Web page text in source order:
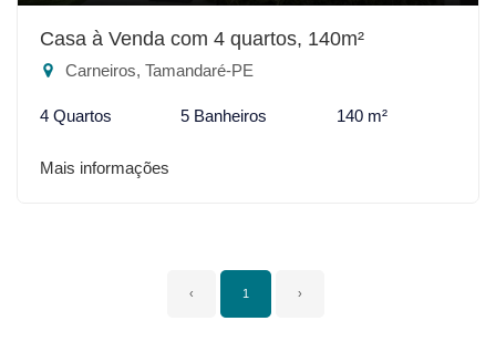
Casa à Venda com 4 quartos, 140m²
Carneiros, Tamandaré-PE
4 Quartos 5 Banheiros 140 m²
Mais informações
‹ 1 ›